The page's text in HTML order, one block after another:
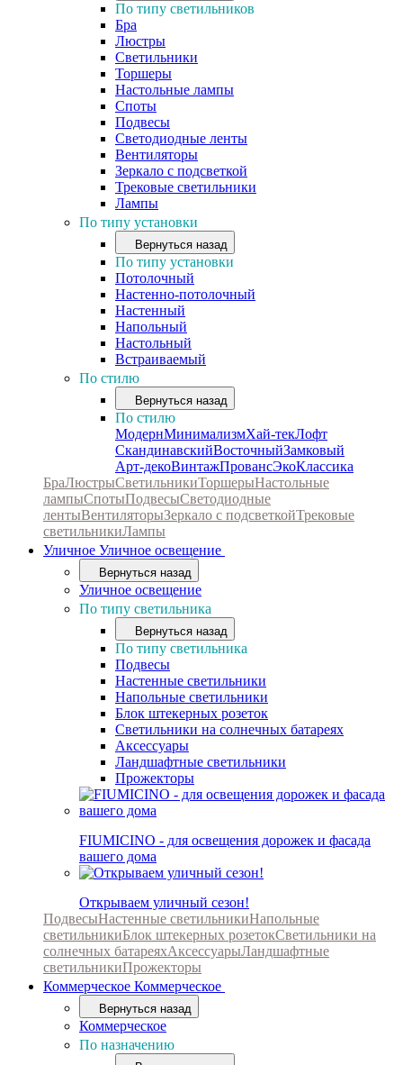
По типу светильников
Бра
Люстры
Светильники
Торшеры
Настольные лампы
Споты
Подвесы
Светодиодные ленты
Вентиляторы
Зеркало с подсветкой
Трековые светильники
Лампы
По типу установки
Вернуться назад
По типу установки
Потолочный
Настенно-потолочный
Настенный
Напольный
Настольный
Встраиваемый
По стилю
Вернуться назад
По стилю
МодернМинимализмХай-текЛофт
СкандинавскийВосточныйЗамковый
Арт-декоВинтажПровансЭкоКлассика
БраЛюстрыСветильникиТоршерыНастольные
лампыСпотыПодвесыСветодиодные
лентыВентиляторыЗеркало с подсветкойТрековые
светильникиЛампы
Уличное Уличное освещение
Вернуться назад
Уличное освещение
По типу светильника
Вернуться назад
По типу светильника
Подвесы
Настенные светильники
Напольные светильники
Блок штекерных розеток
Светильники на солнечных батареях
Аксессуары
Ландшафтные светильники
Прожекторы
FIUMICINO - для освещения дорожек и фасада
вашего дома
Открываем уличный сезон!
ПодвесыНастенные светильникиНапольные
светильникиБлок штекерных розетокСветильники на
солнечных батареяхАксессуарыЛандшафтные
светильникиПрожекторы
Коммерческое Коммерческое
Вернуться назад
Коммерческое
По назначению